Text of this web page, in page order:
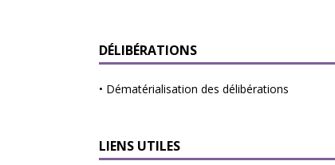
DÉLIBÉRATIONS
• Dématérialisation des délibérations
LIENS UTILES